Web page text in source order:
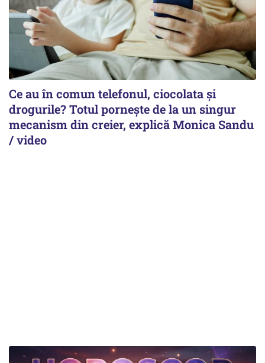
Ce au în comun telefonul, ciocolata și
drogurile? Totul pornește de la un singur
mecanism din creier, explică Monica Sandu
/ video